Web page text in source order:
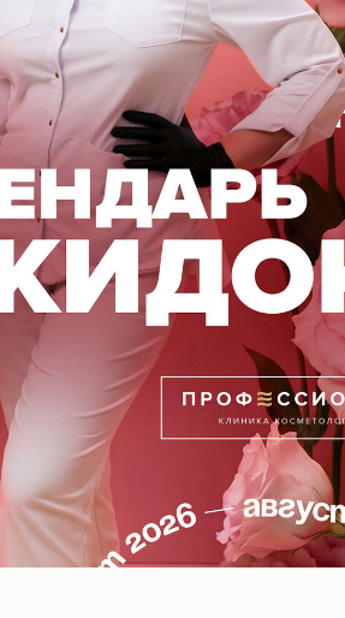
нормальную микрофлору кожу,
обеспечивает яркий
и экстракт голубой агавы
обеспечивают нежную бархатистую
увлажненности, восстанавливает
факторов окружающей среды,
структурной целостности
образования свободных радикалов
оксидативного стресса в
тусклой, пористой жирной кожи, а
Применение: После очищения и
непосредственно с ладоней на
спф-продукт по необходимости.